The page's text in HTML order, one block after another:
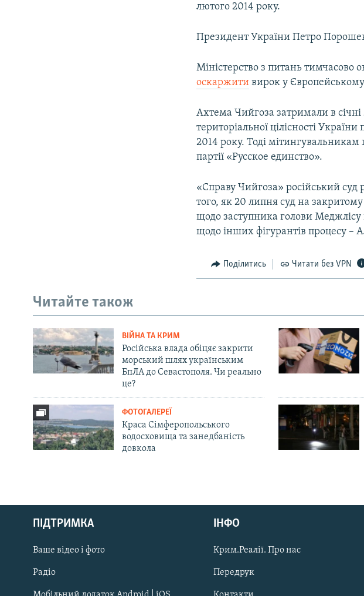
Русский
Qırımtatar
ДОЛУЧАЙСЯ!
лютого 2014 року.
Президент України Петро
Міністерство з питань тимчасово
оскаржити вирок у
Ахтема Чийгоза затримали в
територіальної цілісності
2014 року. Тоді мітингувальникам
партії «Русское единство».
«Справу Чийгоза» російський суд
того, як 20 липня суд на
щодо заступника голови
щодо інших фігурантів процесу –
Поділитись Читати без VPN
Читайте також
ВІЙНА ТА КРИМ
Російська влада обіцяє закрити
морський шлях українським
БпЛА до Севастополя. Чи реально
це?
ФОТОГАЛЕРЕЇ
Краса Сімферопольського
водосховища та занедбаність
довкола
ПІДТРИМКА
Ваше відео і фото
Радіо
ІНФО
Крим.Реалії. Про нас
Передрук